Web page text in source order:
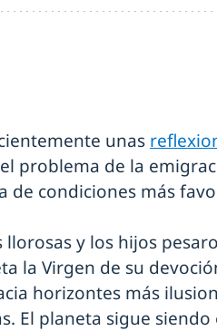
unas
problema de la
de condiciones más
y los hijos
la Virgen de su
horizontes más
El planeta sigue siendo